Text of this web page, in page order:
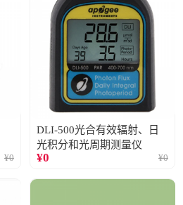
¥0
DLI-500光合有效辐射、日
光积分和光周期测量仪
¥0 ¥0